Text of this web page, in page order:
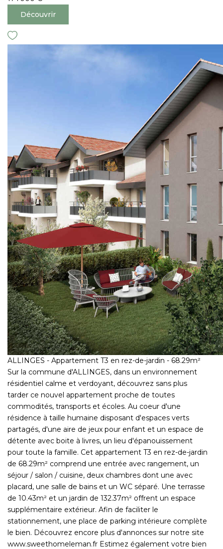
Découvrir
ALLINGES - Appartement T3 en rez-de-jardin - 68.29m²
Sur la commune d'ALLINGES, dans un environnement
résidentiel calme et verdoyant, découvrez sans plus
tarder ce nouvel appartement proche de toutes
commodités, transports et écoles. Au coeur d'une
résidence à taille humaine disposant d'espaces verts
partagés, d'une aire de jeux pour enfant et un espace de
détente avec boite à livres, un lieu d'épanouissement
pour toute la famille. Cet appartement T3 en rez-de-jardin
de 68.29m² comprend une entrée avec rangement, un
séjour / salon / cuisine, deux chambres dont une avec
placard, une salle de bains et un WC séparé. Une terrasse
de 10.43m² et un jardin de 132.37m² offrent un espace
supplémentaire extérieur. Afin de faciliter le
stationnement, une place de parking intérieure complète
le bien. Découvrez encore plus d'annonces sur notre site
www.sweethomeleman.fr Estimez également votre bien